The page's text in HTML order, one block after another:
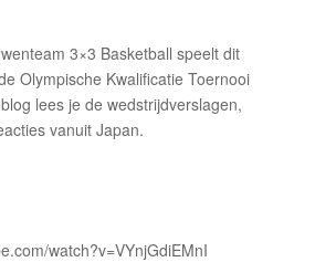
3×3 Basketball speelt dit
Olympische Kwalificatie Toernooi
lees je de wedstrijdverslagen,
vanuit Japan.
watch?v=VYnjGdiEMnI